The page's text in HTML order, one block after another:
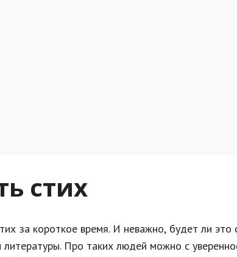
стих
за короткое время. И неважно, будет ли это
Про таких людей можно с